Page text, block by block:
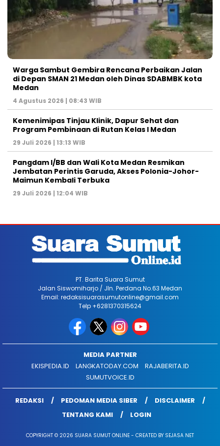
Warga Sambut Gembira Rencana Perbaikan Jalan
di Depan SMAN 21 Medan oleh Dinas SDABMBK kota
Medan
4 Agustus 2026 | 08:43 WIB
Kemenimipas Tinjau Klinik, Dapur Sehat dan
Program Pembinaan di Rutan Kelas I Medan
29 Juli 2026 | 13:13 WIB
Pangdam I/BB dan Wali Kota Medan Resmikan
Jembatan Perintis Garuda, Akses Polonia-Johor-
Maimun Kembali Terbuka
29 Juli 2026 | 12:04 WIB
PT. Barita Suara Sumut
Jalan Siswomiharjo / Jln. Perdana No.63 Medan
Email: redaksisuarasumutonline@gmail.com
Telp +6281370315624
MEDIA PARTNER
EKISPEDIA.ID
LANGKATODAY.COM
RAJABERITA.ID
SUMUTVOICE.ID
REDAKSI PEDOMAN MEDIA SIBER
DISCLAIMER
TENTANG KAMI
LOGIN
COPYRIGHT © 2026 SUARA SUMUT ONLINE - CREATED BY SEJASA NET